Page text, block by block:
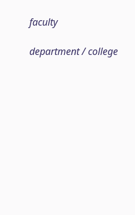
faculty
department / college